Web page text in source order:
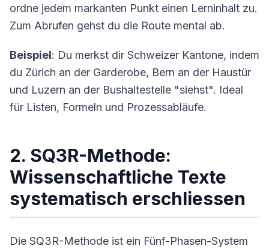
ordne jedem markanten Punkt einen Lerninhalt zu.
Zum Abrufen gehst du die Route mental ab.
Beispiel: Du merkst dir Schweizer Kantone, indem
du Zürich an der Garderobe, Bern an der Haustür
und Luzern an der Bushaltestelle "siehst". Ideal
für Listen, Formeln und Prozessabläufe.
2. SQ3R-Methode:
Wissenschaftliche Texte
systematisch erschliessen
Die SQ3R-Methode ist ein Fünf-Phasen-System